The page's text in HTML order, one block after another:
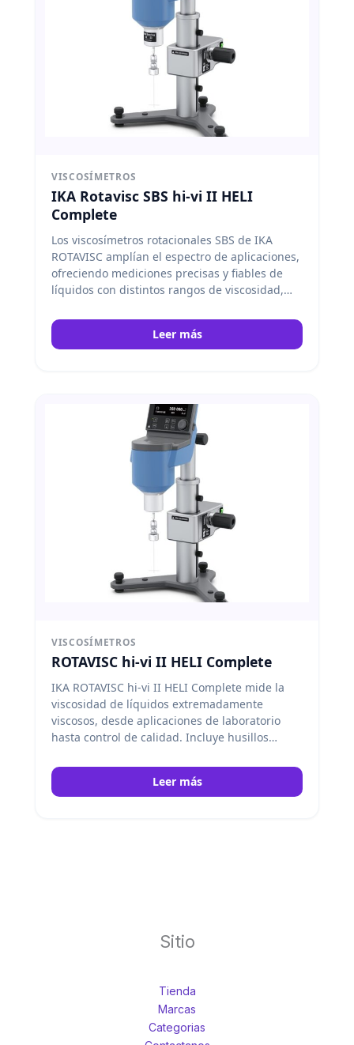
VISCOSÍMETROS
IKA Rotavisc SBS hi-vi II HELI
Complete
Los viscosímetros rotacionales SBS de IKA
ROTAVISC amplían el espectro de aplicaciones,
ofreciendo mediciones precisas y fiables de
líquidos con distintos rangos de viscosidad,
mantenimiento mínimo. IKA
Leer más
VISCOSÍMETROS
ROTAVISC hi-vi II HELI Complete
IKA ROTAVISC hi-vi II HELI Complete mide la
viscosidad de líquidos extremadamente
viscosos, desde aplicaciones de laboratorio
hasta control de calidad. Incluye husillos
sensor de temperatura, conectores y soporte
HELISTAND con juego de husillos en T.
Leer más
Sitio
Tienda
Marcas
Categorias